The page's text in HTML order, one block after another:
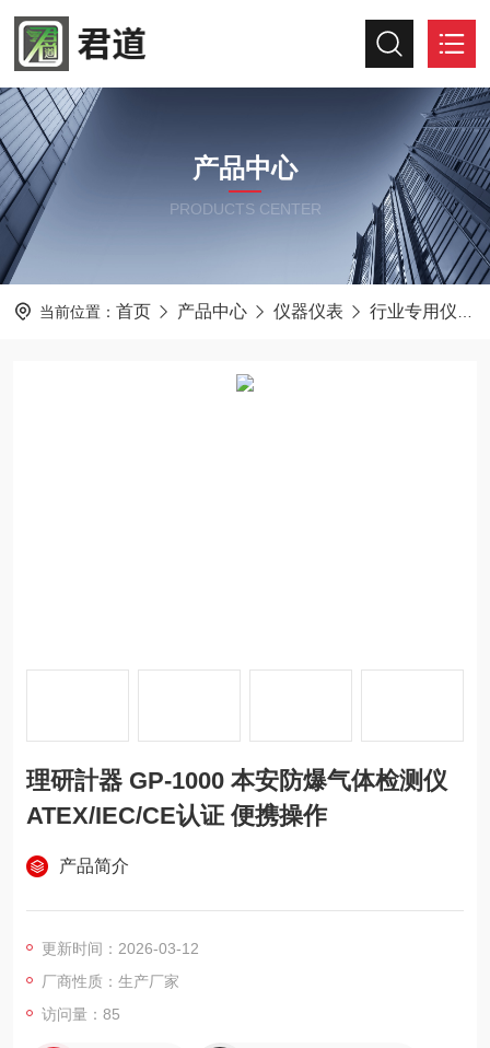
产品中心
PRODUCTS CENTER
当前位置： 首页 产品中心 仪器仪表 行业专用仪器仪表
理研計器 GP-1000 本安防爆气体检测仪
ATEX/IEC/CE认证 便携操作
产品简介
更新时间：2026-03-12
厂商性质：生产厂家
访问量：85